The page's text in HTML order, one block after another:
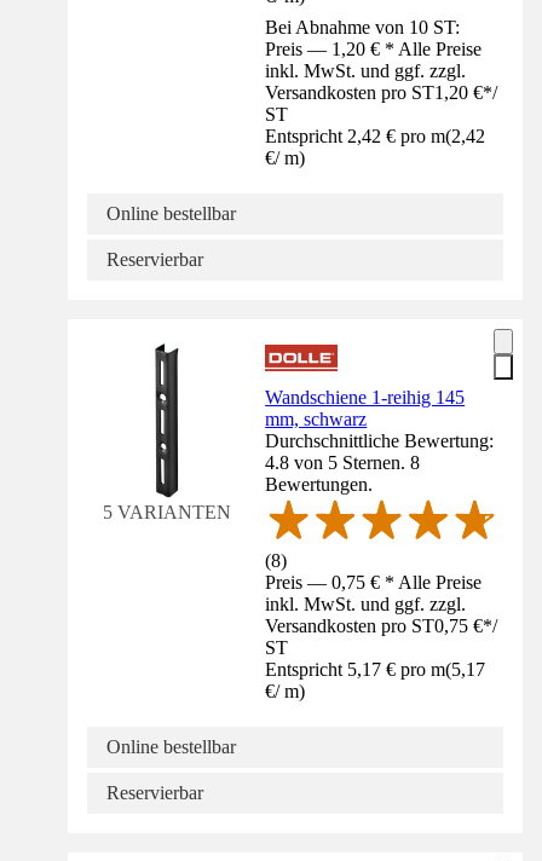
Bei Abnahme von 10 ST:
Preis — 1,20 € * Alle Preise
inkl. MwSt. und ggf. zzgl.
Versandkosten pro ST1,20 €*/
ST
Entspricht 2,42 € pro m(2,42
€/ m)
Online bestellbar
Reservierbar
5 VARIANTEN
Wandschiene 1-reihig 145
mm, schwarz
Durchschnittliche Bewertung:
4.8 von 5 Sternen. 8
Bewertungen.
(8)
Preis — 0,75 € * Alle Preise
inkl. MwSt. und ggf. zzgl.
Versandkosten pro ST0,75 €*/
ST
Entspricht 5,17 € pro m(5,17
€/ m)
Online bestellbar
Reservierbar